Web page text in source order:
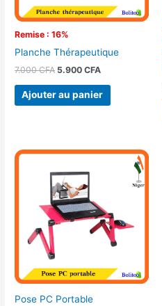
Remise : 16%
Planche Thérapeutique
7.000CFA 5.900CFA
Ajouter au panier
Pose PC Portable